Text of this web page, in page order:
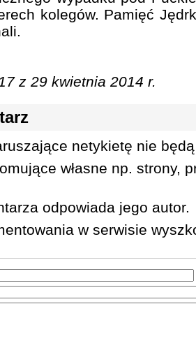
kolegów. Pamięć
z 29 kwietnia 2014 r.
netykietę nie
własne np. strony,
odpowiada jego autor.
w serwisie